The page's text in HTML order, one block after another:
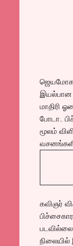
இயல்பான
மாதிரி
போடா..
மூலம்
கவிஞர்
நிலையில்